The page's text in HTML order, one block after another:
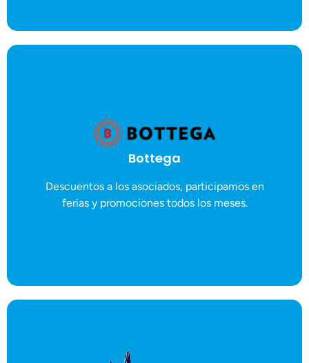
Bottega
Descuentos a los asociados, participamos en
ferias y promociones todos los meses.
Bottega
Descuento de un 10%. Contacto: Yeferson Morales
Solano / ymoraless@bottega.cr / 6069-7401
MÁS DETALLES